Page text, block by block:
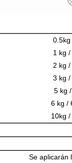
0.5kg
1 kg
2 kg
3 kg /
5 kg
6 kg /
10kg
Se aplicarán